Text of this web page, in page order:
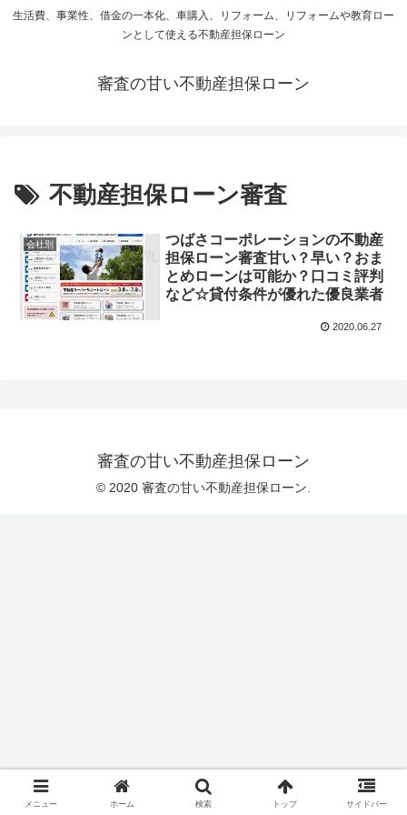
生活費、事業性、借金の一本化、車購入、リフォーム、リフォームや教育ロー
ンとして使える不動産担保ローン
審査の甘い不動産担保ローン
不動産担保ローン審査
会社別
つばさコーポレーションの不動産
担保ローン審査甘い？早い？おま
とめローンは可能か？口コミ評判
など☆貸付条件が優れた優良業者
2020.06.27
審査の甘い不動産担保ローン
© 2020 審査の甘い不動産担保ローン.
メニュー ホーム 検索 トップ サイドバー